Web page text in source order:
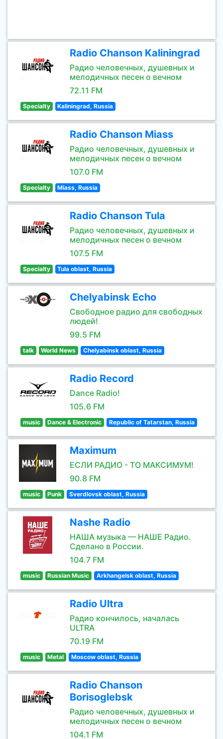
Radio Chanson Kaliningrad
Радио человечных, душевных и
мелодичных песен о вечном
72.11 FM
Specialty Kaliningrad, Russia
Radio Chanson Miass
Радио человечных, душевных и
мелодичных песен о вечном
107.0 FM
Specialty Miass, Russia
Radio Chanson Tula
Радио человечных, душевных и
мелодичных песен о вечном
107.5 FM
Specialty Tula oblast, Russia
Chelyabinsk Echo
Свободное радио для свободных
людей!
99.5 FM
talk World News Chelyabinsk oblast, Russia
Radio Record
Dance Radio!
105.6 FM
music Dance & Electronic Republic of Tatarstan, Russia
Maximum
ЕСЛИ РАДИО - ТО МАКСИМУМ!
90.8 FM
music Punk Sverdlovsk oblast, Russia
Nashe Radio
НАША музыка — НАШЕ Радио.
Сделано в России.
104.7 FM
music Russian Music Arkhangelsk oblast, Russia
Radio Ultra
Радио кончилось, началась
ULTRA
70.19 FM
music Metal Moscow oblast, Russia
Radio Chanson
Borisoglebsk
Радио человечных, душевных и
мелодичных песен о вечном
104.1 FM